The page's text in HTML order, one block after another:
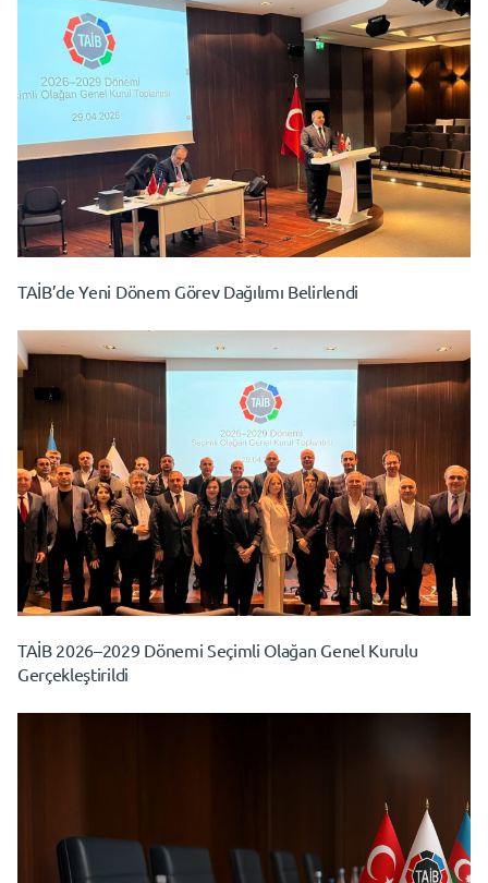
TAİB’de Yeni Dönem Görev Dağılımı Belirlendi
TAİB 2026–2029 Dönemi Seçimli Olağan Genel Kurulu
Gerçekleştirildi